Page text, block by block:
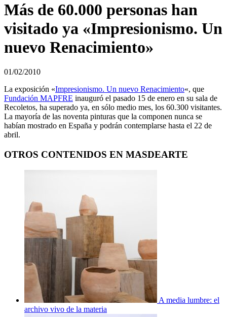
Más de 60.000 personas han
visitado ya «Impresionismo. Un
nuevo Renacimiento»
01/02/2010
La exposición «Impresionismo. Un nuevo Renacimiento«, que
Fundación MAPFRE inauguró el pasado 15 de enero en su sala de
Recoletos, ha superado ya, en sólo medio mes, los 60.300 visitantes.
La mayoría de las noventa pinturas que la componen nunca se
habían mostrado en España y podrán contemplarse hasta el 22 de
abril.
OTROS CONTENIDOS EN MASDEARTE
A media lumbre: el
archivo vivo de la materia